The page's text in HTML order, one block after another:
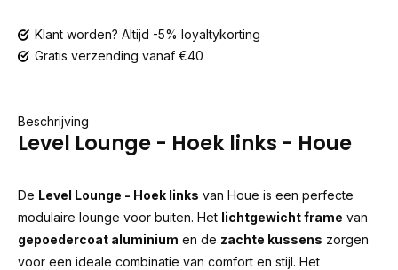
Klant worden? Altijd -5% loyaltykorting
Gratis verzending vanaf €40
Beschrijving
Level Lounge - Hoek links - Houe
De Level Lounge - Hoek links van Houe is een perfecte
modulaire lounge voor buiten. Het lichtgewicht frame van
gepoedercoat aluminium en de zachte kussens zorgen
voor een ideale combinatie van comfort en stijl. Het